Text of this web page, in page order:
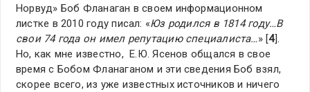
Норвуд» Боб Фланаган в своем информационном
листке в 2010 году писал: «Юз родился в 1814 году…В
свои 74 года он имел репутацию специалиста…» [4].
Но, как мне известно, Е.Ю. Ясенов общался в свое
время с Бобом Фланаганом и эти сведения Боб взял,
скорее всего, из уже известных источников и ничего